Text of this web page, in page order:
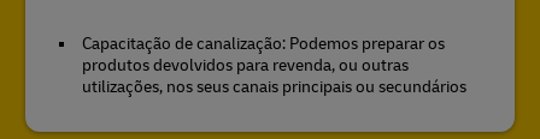
Capacitação de canalização: Podemos preparar os
produtos devolvidos para revenda, ou outras
utilizações, nos seus canais principais ou secundários